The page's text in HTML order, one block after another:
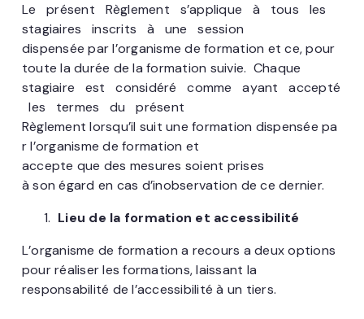
Le présent Règlement s’applique à tous les
stagiaires inscrits à une session
dispensée par l’organisme de formation et ce, pour
toute la durée de la formation suivie. Chaque
stagiaire est considéré comme ayant accepté
les termes du présent
Règlement lorsqu’il suit une formation dispensée pa
r l’organisme de formation et
accepte que des mesures soient prises
à son égard en cas d’inobservation de ce dernier.
Lieu de la formation et accessibilité
L’organisme de formation a recours a deux options
pour réaliser les formations, laissant la
responsabilité de l’accessibilité à un tiers.